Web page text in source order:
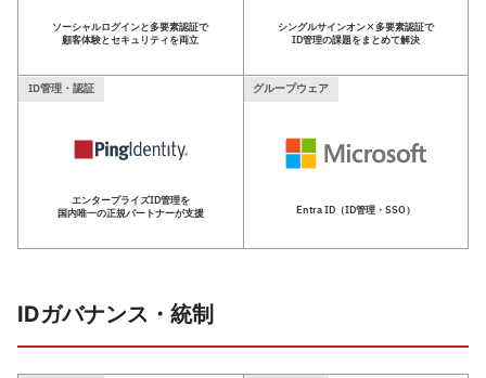
ソーシャルログインと多要素認証で
顧客体験とセキュリティを両立
シングルサインオン×多要素認証で
ID管理の課題をまとめて解決
ID管理・認証
エンタープライズID管理を
国内唯一の正規パートナーが支援
グループウェア
Entra ID（ID管理・SSO）
IDガバナンス・統制